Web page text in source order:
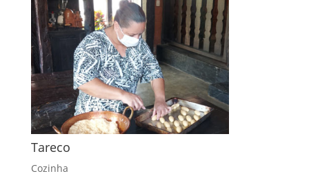
Tareco
Cozinha